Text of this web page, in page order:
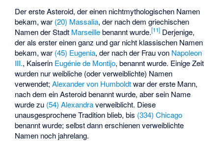
Der erste Asteroid, der einen nichtmythologischen Namen
bekam, war (20) Massalia, der nach dem griechischen
Namen der Stadt Marseillebenannt wurde.[11] Derjenige,
der als erster einen ganz und gar nicht klassischen Namen
bekam, war (45) Eugenia, der nach der Frau von Napoleon
III., Kaiserin Eugénie de Montijo, benannt wurde. Einige Zeit
wurden nur weibliche (oder verweiblichte) Namen
verwendet;Alexander von Humboldtwar der erste Mann,
nach dem ein Asteroid benannt wurde, aber sein Name
wurde zu (54) Alexandraverweiblicht. Diese
unausgesprochene Tradition blieb, bis (334) Chicago
benannt wurde; selbst dann erschienen verweiblichte
Namen noch jahrelang.